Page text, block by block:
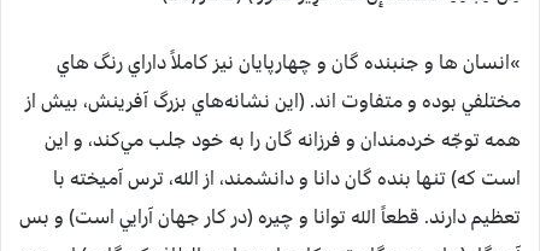
»‏انسان ها و جنبنده گان و چهارپايان نيز كاملاً داراي رنگ هاي
مختلفي بوده و متفاوت اند. (اين نشانه‌هاي بزرگ آفرينش، بيش از
همه توجّه خردمندان و فرزانه گان را به خود جلب مي‌كند، و اين
است كه) تنها بنده گان دانا و دانشمند، از الله، ترس آميخته با
تعظيم دارند. قطعاً الله توانا و چيره (در كار جهان آرایي است) و بس